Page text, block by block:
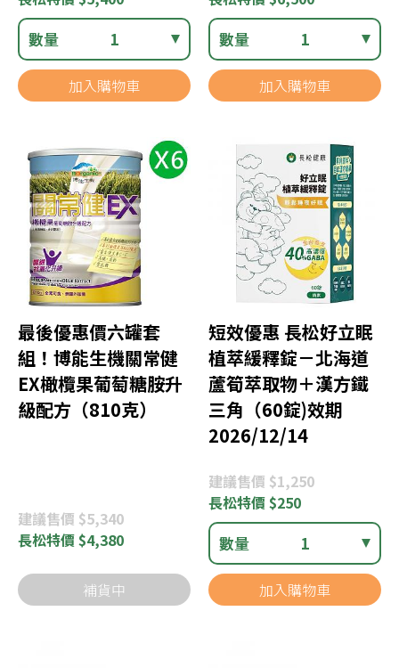
數量 1
加入購物車
數量 1
加入購物車
最後優惠價六罐套
組！博能生機關常健
EX橄欖果葡萄糖胺升
級配方（810克）
建議售價 $5,340
長松特價 $4,380
補貨中
短效優惠 長松好立眠
植萃緩釋錠－北海道
蘆筍萃取物＋漢方鐵
三角（60錠)效期
2026/12/14
建議售價 $1,250
長松特價 $250
數量 1
加入購物車